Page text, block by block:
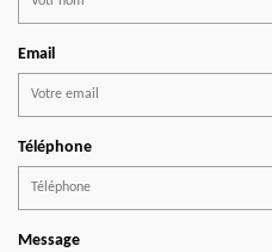
Email
Téléphone
Message